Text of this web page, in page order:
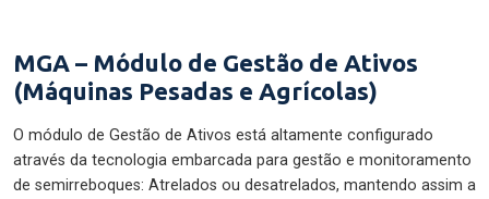
MGA – Módulo de Gestão de Ativos
(Máquinas Pesadas e Agrícolas)
O módulo de Gestão de Ativos está altamente configurado
através da tecnologia embarcada para gestão e monitoramento
de semirreboques: Atrelados ou desatrelados, mantendo assim a